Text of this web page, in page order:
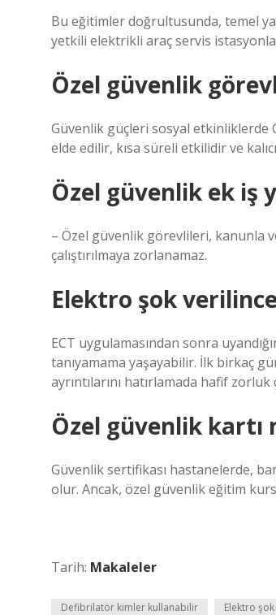
Bu eğitimler doğrultusunda, temel
yetkili elektrikli araç servis
Özel güvenlik
Güvenlik güçleri sosyal etkinliklerde
elde edilir, kısa süreli etkilidir ve
Özel güvenlik ek iş
– Özel güvenlik görevlileri, kanunla
çalıştırılmaya zorlanamaz.
Elektro şok
ECT uygulamasından sonra
tanıyamama yaşayabilir. İlk birkaç
ayrıntılarını hatırlamada hafif
Özel güvenlik kartı
Güvenlik sertifikası hastanelerde,
olur. Ancak, özel güvenlik eğitim
Tarih: Makaleler
Defibrilatör kimler kullanabilir Elektro şok